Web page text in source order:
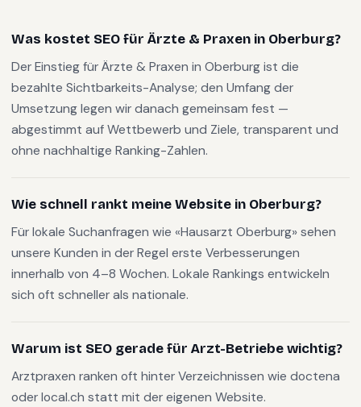
Was kostet SEO für Ärzte & Praxen in Oberburg?
Der Einstieg für Ärzte & Praxen in Oberburg ist die
bezahlte Sichtbarkeits-Analyse; den Umfang der
Umsetzung legen wir danach gemeinsam fest —
abgestimmt auf Wettbewerb und Ziele, transparent und
ohne nachhaltige Ranking-Zahlen.
Wie schnell rankt meine Website in Oberburg?
Für lokale Suchanfragen wie «Hausarzt Oberburg» sehen
unsere Kunden in der Regel erste Verbesserungen
innerhalb von 4–8 Wochen. Lokale Rankings entwickeln
sich oft schneller als nationale.
Warum ist SEO gerade für Arzt-Betriebe wichtig?
Arztpraxen ranken oft hinter Verzeichnissen wie doctena
oder local.ch statt mit der eigenen Website.